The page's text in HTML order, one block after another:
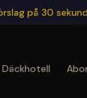
på 30
Däckhotell